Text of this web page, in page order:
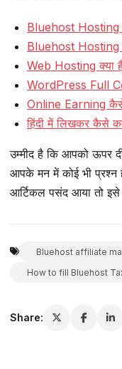
Bluehost Hosting
Bluehost
Web Hosting क्या
WordPress Full
Online Earning
हिंदी में लिखकर कैसे
उम्मीद है कि आपको ऊपर
आपके मन में कोई भी
आर्टिकल पसंद आया तो
Bluehost affiliate
How to fill Bluehost
Share: